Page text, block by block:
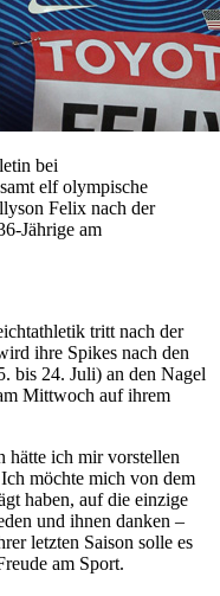
bei
elf olympische
Felix nach der
Jährige am
tritt nach der
ihre Spikes nach den
bis 24. Juli) an den Nagel
Mittwoch auf ihrem
hätte ich mir vorstellen
möchte mich von dem
haben, auf die einzige
und ihnen danken –
letzten Saison solle es
am Sport.